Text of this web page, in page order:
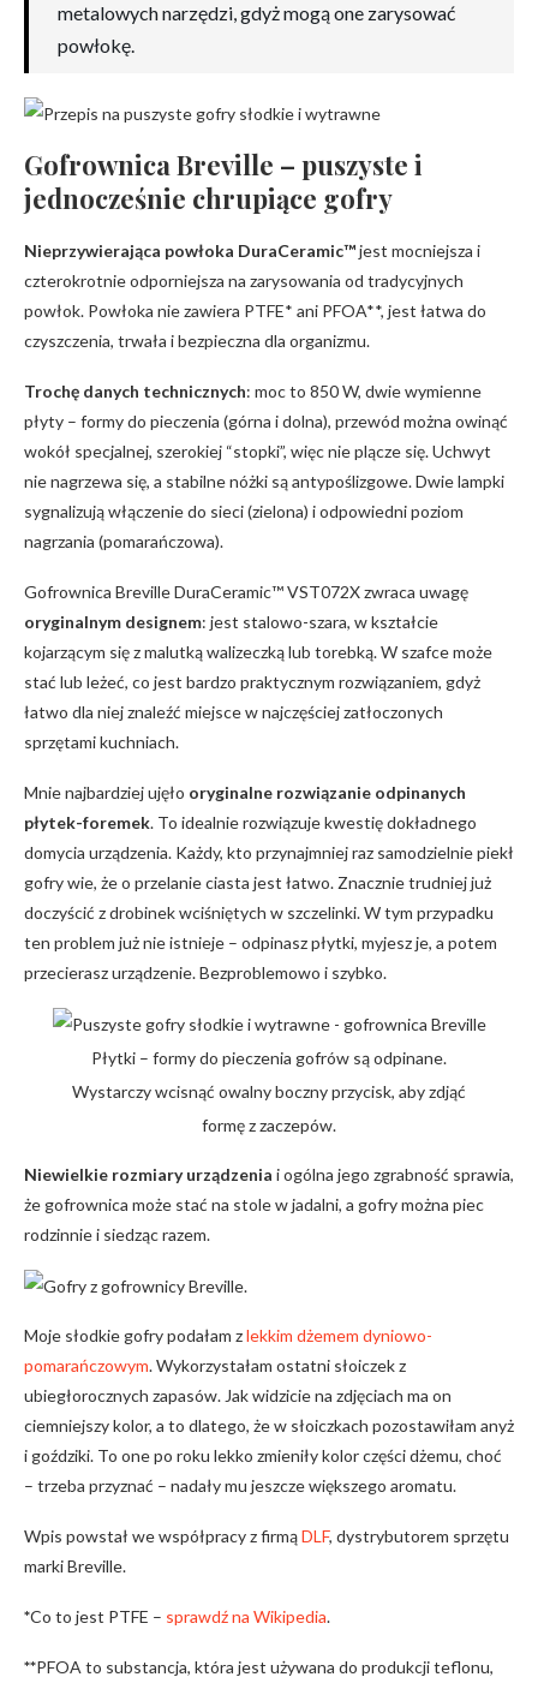
metalowych narzędzi, gdyż mogą one zarysować
powłokę.
Gofrownica Breville – puszyste i
jednocześnie chrupiące gofry
Nieprzywierająca powłoka DuraCeramic™jest mocniejsza i
czterokrotnie odporniejsza na zarysowania od tradycyjnych
powłok. Powłoka nie zawiera PTFE* ani PFOA**, jest łatwa do
czyszczenia, trwała i bezpieczna dla organizmu.
Trochę danych technicznych: moc to 850 W, dwie wymienne
płyty – formy do pieczenia (górna i dolna), przewód można owinąć
wokół specjalnej, szerokiej “stopki”, więc nie plącze się. Uchwyt
nie nagrzewa się, a stabilne nóżki są antypoślizgowe. Dwie lampki
sygnalizują włączenie do sieci (zielona) i odpowiedni poziom
nagrzania (pomarańczowa).
Gofrownica Breville DuraCeramic™ VST072X zwraca uwagę
oryginalnym designem: jest stalowo-szara, w kształcie
kojarzącym się z malutką walizeczką lub torebką. W szafce może
stać lub leżeć, co jest bardzo praktycznym rozwiązaniem, gdyż
łatwo dla niej znaleźć miejsce w najczęściej zatłoczonych
sprzętami kuchniach.
Mnie najbardziej ujęło oryginalne rozwiązanie odpinanych
płytek-foremek. To idealnie rozwiązuje kwestię dokładnego
domycia urządzenia. Każdy, kto przynajmniej raz samodzielnie piekł
gofry wie, że o przelanie ciasta jest łatwo. Znacznie trudniej już
doczyścić z drobinek wciśniętych w szczelinki. W tym przypadku
ten problem już nie istnieje – odpinasz płytki, myjesz je, a potem
przecierasz urządzenie. Bezproblemowo i szybko.
Płytki – formy do pieczenia gofrów są odpinane.
Wystarczy wcisnąć owalny boczny przycisk, aby zdjąć
formę z zaczepów.
Niewielkie rozmiary urządzenia i ogólna jego zgrabność sprawia,
że gofrownica może stać na stole w jadalni, a gofry można piec
rodzinnie i siedząc razem.
Moje słodkie gofry podałam zlekkim dżemem dyniowo-
pomarańczowym. Wykorzystałam ostatni słoiczek z
ubiegłorocznych zapasów. Jak widzicie na zdjęciach ma on
ciemniejszy kolor, a to dlatego, że w słoiczkach pozostawiłam anyż
i goździki. To one po roku lekko zmieniły kolor części dżemu, choć
– trzeba przyznać – nadały mu jeszcze większego aromatu.
Wpis powstał we współpracy z firmąDLF, dystrybutorem sprzętu
marki Breville.
*Co to jest PTFE – sprawdź na Wikipedia.
**PFOA to substancja, która jest używana do produkcji teflonu,